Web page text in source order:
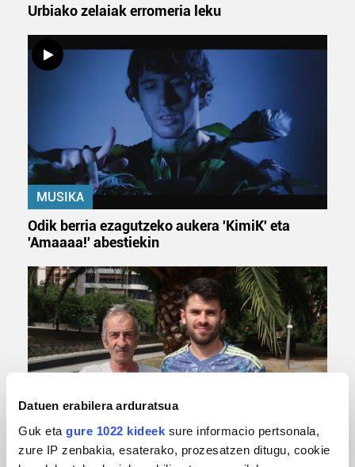
Datuen erabilera arduratsua
Guk eta gure 1022 kideek sure informacio pertsonala,
zure IP zenbakia, esaterako, prozesatzen ditugu, cookie
Urbiako zelaiak erromeria leku
MUSIKA
Odik berria ezagutzeko aukera 'KimiK' eta
'Amaaaa!' abestiekin
MUSA
Euxebio eta Ekaitz Zabala: Zumarragako mus